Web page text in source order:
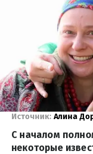
Источник: Алина
С началом
некоторые